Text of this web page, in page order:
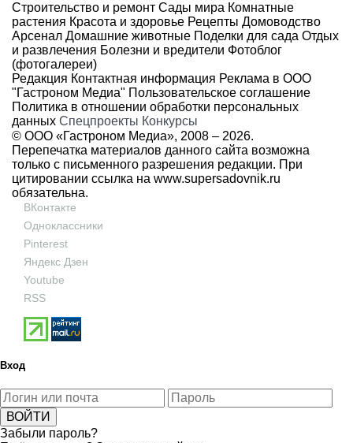
Строительство и ремонт Сады мира Комнатные
растения Красота и здоровье Рецепты Домоводство
Арсенал Домашние животные Поделки для сада Отдых
и развлечения Болезни и вредители Фотоблог
(фотогалереи)
Редакция Контактная информация Реклама в ООО
"Гастроном Медиа" Пользовательское соглашение
Политика в отношении обработки персональных
данных Спецпроекты Конкурсы
© ООО «Гастроном Медиа», 2008 – 2026.
Перепечатка материалов данного сайта возможна
только с письменного разрешения редакции. При
цитировании ссылка на www.supersadovnik.ru
обязательна.
ВКонтакте
Одноклассники
Pinterest
Яндекс Дзен
Youtube
RSS
Вход
Забыли пароль?